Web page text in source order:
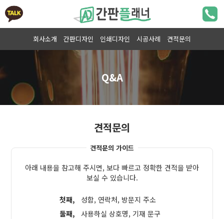
회사소개 간판디자인 인쇄디자인 시공사례 견적문의
견적문의
견적문의 가이드
아래 내용을 참고해 주시면, 보다 빠르고 정확한 견적을 받아
보실 수 있습니다.
첫째,
성함, 연락처, 방문지 주소
둘째,
사용하실 상호명, 기재 문구